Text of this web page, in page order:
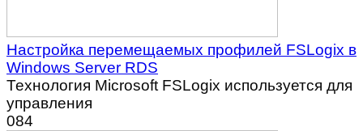
Настройка перемещаемых профилей FSLogix в
Windows Server RDS
Технология Microsoft FSLogix используется для
управления
084